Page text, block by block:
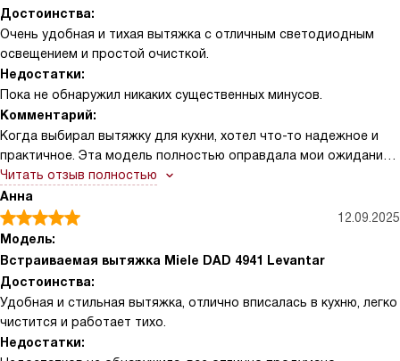
Достоинства:
Очень удобная и тихая вытяжка с отличным светодиодным
освещением и простой очисткой.
Недостатки:
Пока не обнаружил никаких существенных минусов.
Комментарий:
Когда выбирал вытяжку для кухни, хотел что-то надежное и
практичное. Эта модель полностью оправдала мои ожидания!
Особенно понравился режим рециркуляции — он отлично
справляется с запахами, даже если нет возможности вывести
воздух наружу. Удобные сенсорные кнопки с подсветкой
делают управление простым и приятным, даже когда руки
заняты или слегка влажные. Внутренняя часть с покрытием
задерживаются, и чистить вытяжку стало намного легче! Еще
один плюс — наличие программируемого переключателя
интенсивной ступени. Когда готовлю что-то требующее
сильного отвода, просто активирую этот режим, и вытяжка
Читать отзыв полностью
Анна
12.09.2025
Модель:
Встраиваемая вытяжка Miele DAD 4941 Levantar
Достоинства:
Удобная и стильная вытяжка, отлично вписалась в кухню, легко
чистится и работает тихо.
Недостатки: